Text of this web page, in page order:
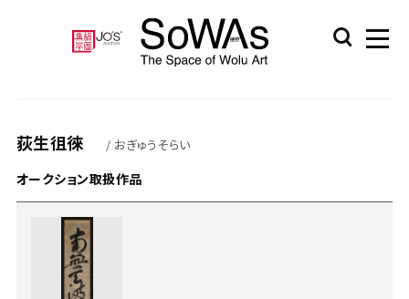
荻生徂徠 / おぎゅうそらい
オークション取扱作品